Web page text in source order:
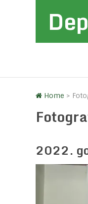
Home >
2022.